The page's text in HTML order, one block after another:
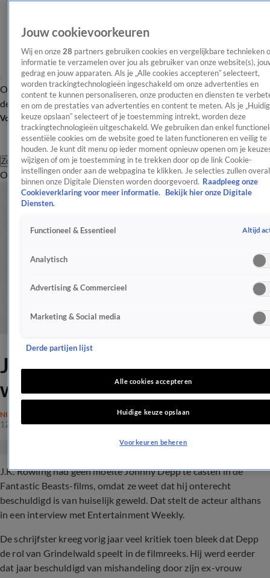
OverzichtAfleveringen Entertainment TV Algemeen
Tip
de redactieNieuwsbrief
Volg Shownieuws
Zoeken
OverzichtEntertainmentSpraakmakendRealityCrimeVideo's
Johnny Depp: 'J.K. Rowling
weet dat ik onschuldig ben'
NIEUWS
12 okt 2018, 08:00
J.K. Rowling had geen moeite Johnny Depp te casten in de
Fantastic Beasts-films, omdat ze weet dat hij onterecht
beschuldigd is van huiselijk geweld. Dat stelt de acteur althans
in een interview met Entertainment Weekly.
De schrijfster kreeg vorig jaar veel kritiek toen bleek dat Depp
de rol van Grindelwald speelt in de filmreeks. Hij werd eerder
dat jaar beschuldigd van mishandeling door zijn ex-vrouw
Jouw cookievoorkeuren
Wij en onze 28 partners gebruiken cookies en vergelijkbare technieken
informatie te verzamelen over jou als gebruiker van onze website(s),
gedrag en jouw apparaten. Als je „Alle cookies accepteren” selecteert,
worden trackingtechnologieën ingeschakeld om onze advertenties en
content te kunnen personaliseren, onze producten en diensten te
en om de prestaties van advertenties en content te meten. Als je
keuze opslaan” selecteert of je toestemming intrekt, worden deze
trackingtechnologieën uitgeschakeld. We gebruiken dan enkel
essentiële cookies om de website goed te laten functioneren en veilig te
houden. Je kunt dit menu op ieder moment opnieuw openen om je
wijzigen of om je toestemming in te trekken door op de link Cookie-
instellingen onder aan de webpagina te klikken. Je selecties zullen overal
binnen onze Digitale Diensten worden doorgevoerd. Raadpleeg onze
Cookieverklaring voor meer informatie.
Bekijk hier onze Digitale
Diensten.
Functioneel & Essentieel Altijd
Analytisch
Advertising & Commercieel
Marketing & Social media
Derde partijen lijst
Alle cookies accepteren
Huidige keuze opslaan
Voorkeuren beheren